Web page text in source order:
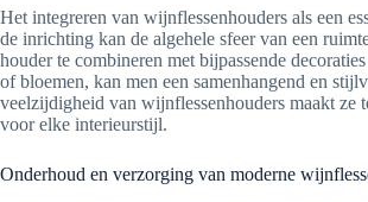
Het integreren van wijnflessenhouders als een
de inrichting kan de algehele sfeer van een
houder te combineren met bijpassende
of bloemen, kan men een samenhangend en
veelzijdigheid van wijnflessenhouders maakt ze
voor elke interieurstijl.
Onderhoud en verzorging van moderne